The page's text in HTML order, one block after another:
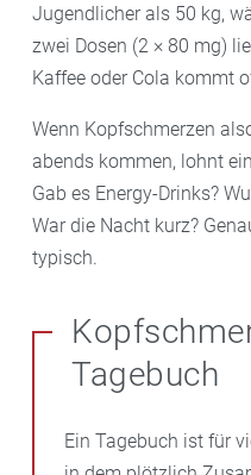
Jugendlicher als 50 kg,
zwei Dosen (2 × 80 mg)
Kaffee oder Cola kommt
Wenn Kopfschmerzen
abends kommen, lohnt
Gab es Energy-Drinks?
War die Nacht kurz?
typisch.
Tagebuch
Ein Tagebuch ist für